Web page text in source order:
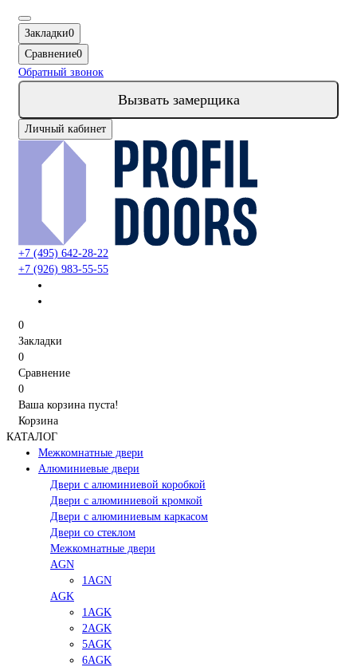
Закладки0
Сравнение0
Обратный звонок
Вызвать замерщика
Личный кабинет
+7 (495) 642-28-22
+7 (926) 983-55-55
0
Закладки
0
Сравнение
0
Ваша корзина пуста!
Корзина
КАТАЛОГ
Межкомнатные двери
Алюминиевые двери
Двери с алюминиевой коробкой
Двери с алюминиевой кромкой
Двери с алюминиевым каркасом
Двери со стеклом
Межкомнатные двери
AGN
1AGN
AGK
1AGK
2AGK
5AGK
6AGK